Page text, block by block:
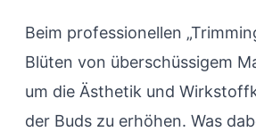
Beim professionellen
Blüten von überschüssigem
um die Ästhetik und
der Buds zu erhöhen. Was